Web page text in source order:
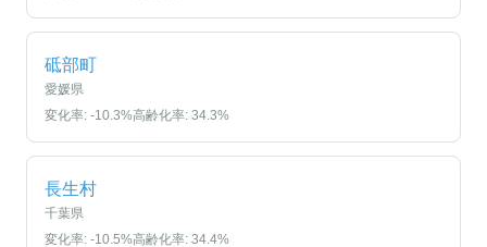
砥部町
愛媛県
変化率: -10.3%高齢化率: 34.3%
長生村
千葉県
変化率: -10.5%高齢化率: 34.4%